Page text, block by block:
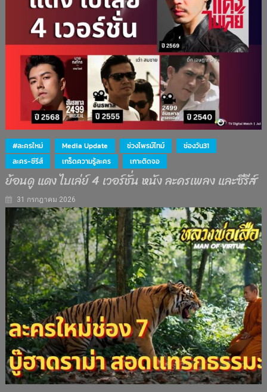
#ละครใหม่ Media Update ช่วงไพรม์ไทม์
ช่องวัน31
ละคร-ซีรีส์
เกร็ดความรู้ละคร เกาะติดจอ
ย้อนดู แดง ไบเล่ย์ 4 เวอร์ชั่น หนัง ละครเพลง และซีรีส์
31 กรกฎาคม 2026